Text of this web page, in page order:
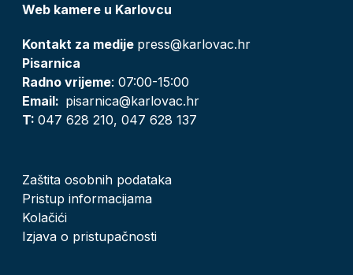
Web kamere u Karlovcu
Kontakt za medije press@karlovac.hr
Pisarnica
Radno vrijeme: 07:00-15:00
Email: pisarnica@karlovac.hr
T: 047 628 210, 047 628 137
Zaštita osobnih podataka
Pristup informacijama
Kolačići
Izjava o pristupačnosti